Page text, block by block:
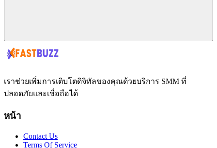
เราช่วยเพิ่มการเติบโตดิจิทัลของคุณด้วยบริการ SMM ที่
ปลอดภัยและเชื่อถือได้
หน้า
Contact Us
Terms Of Service